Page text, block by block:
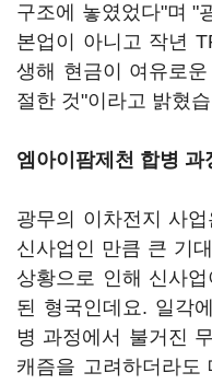
구조에 놓였었다"며 "
본업이 아니고 작년
생해 현금이 여유로
절한 것"이라고 밝혔
엠아이팜제천 합병
광무의 이차전지 사
신사업인 만큼 큰 기
상황으로 인해 신사
된 형국인데요. 일각
병 과정에서 불거진
캐즘을 고려하더라도